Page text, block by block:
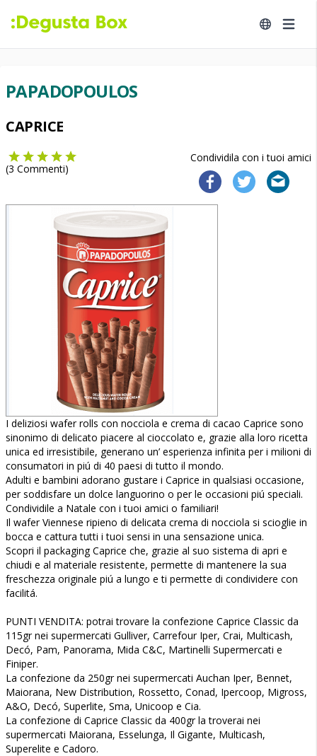
PAPADOPOULOS
CAPRICE
Condividila con i tuoi amici
(3 Commenti)
I deliziosi wafer rolls con nocciola e crema di cacao Caprice sono
sinonimo di delicato piacere al cioccolato e, grazie alla loro ricetta
unica ed irresistibile, generano un’ esperienza infinita per i milioni di
consumatori in piú di 40 paesi di tutto il mondo.
Adulti e bambini adorano gustare i Caprice in qualsiasi occasione,
per soddisfare un dolce languorino o per le occasioni piú speciali.
Condividile a Natale con i tuoi amici o familiari!
Il wafer Viennese ripieno di delicata crema di nocciola si scioglie in
bocca e cattura tutti i tuoi sensi in una sensazione unica.
Scopri il packaging Caprice che, grazie al suo sistema di apri e
chiudi e al materiale resistente, permette di mantenere la sua
freschezza originale piú a lungo e ti permette di condividere con
facilitá.
PUNTI VENDITA: potrai trovare la confezione Caprice Classic da
115gr nei supermercati Gulliver, Carrefour Iper, Crai, Multicash,
Decó, Pam, Panorama, Mida C&C, Martinelli Supermercati e
Finiper.
La confezione da 250gr nei supermercati Auchan Iper, Bennet,
Maiorana, New Distribution, Rossetto, Conad, Ipercoop, Migross,
A&O, Decó, Superlite, Sma, Unicoop e Cia.
La confezione di Caprice Classic da 400gr la troverai nei
supermercati Maiorana, Esselunga, Il Gigante, Multicash,
Superelite e Cadoro.